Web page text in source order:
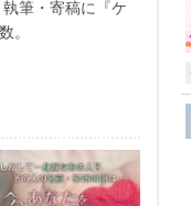
筆・寄稿に『ケ
。